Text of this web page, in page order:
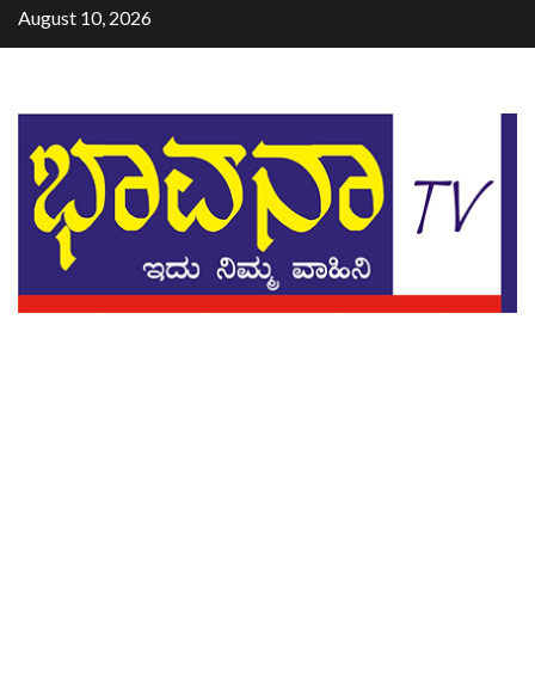
August 10, 2026